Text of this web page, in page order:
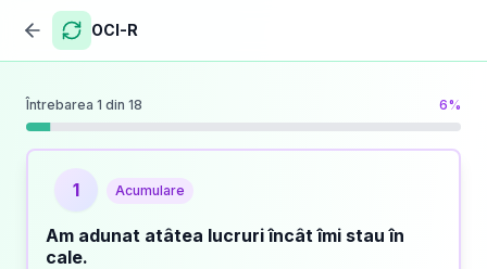
OCI-R
Întrebarea 1 din 18 6%
1 Acumulare
Am adunat atâtea lucruri încât îmi stau în
cale.